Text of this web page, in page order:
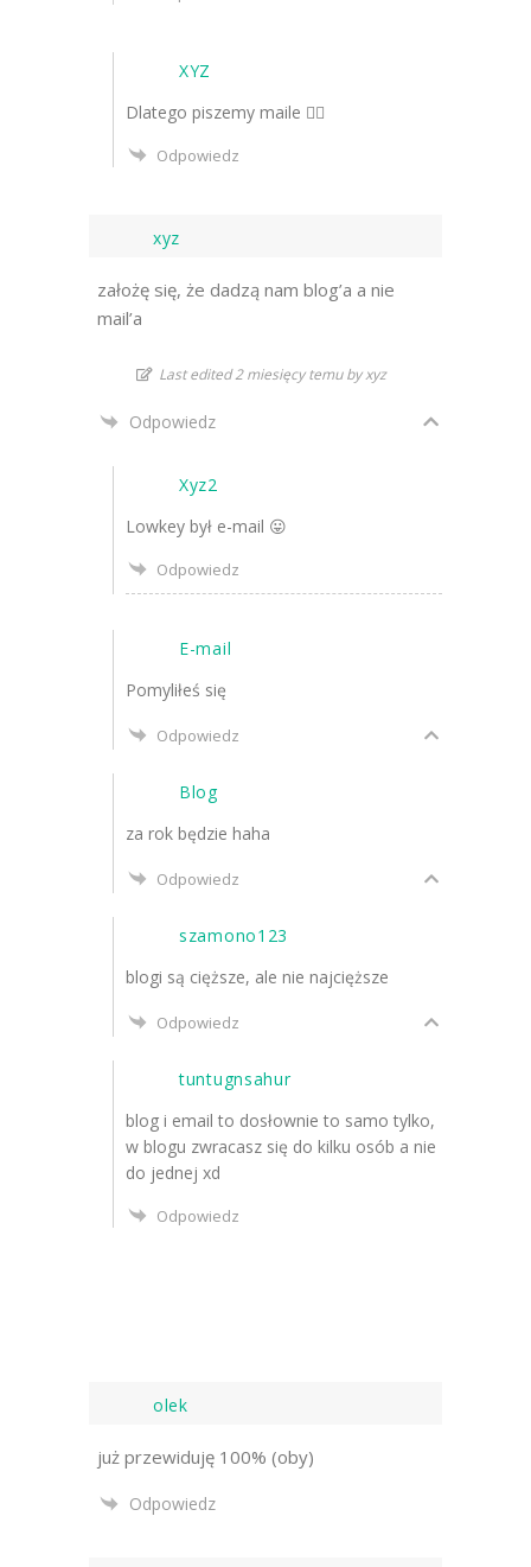
XYZ
Dlatego piszemy maile 🤷‍♀️
Odpowiedz
xyz
założę się, że dadzą nam blog’a a nie
mail’a
Last edited 2 miesięcy temu by xyz
Odpowiedz
Xyz2
Lowkey był e-mail 😛
Odpowiedz
E-mail
Pomyliłeś się
Odpowiedz
Blog
za rok będzie haha
Odpowiedz
szamono123
blogi są cięższe, ale nie najcięższe
Odpowiedz
tuntugnsahur
blog i email to dosłownie to samo tylko,
w blogu zwracasz się do kilku osób a nie
do jednej xd
Odpowiedz
olek
już przewiduję 100% (oby)
Odpowiedz